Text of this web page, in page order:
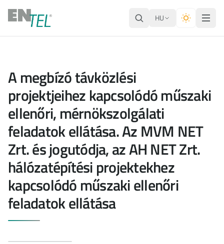
HU
A megbízó távközlési
projektjeihez kapcsolódó műszaki
ellenőri, mérnökszolgálati
feladatok ellátása. Az MVM NET
Zrt. és jogutódja, az AH NET Zrt.
hálózatépítési projektekhez
kapcsolódó műszaki ellenőri
feladatok ellátása